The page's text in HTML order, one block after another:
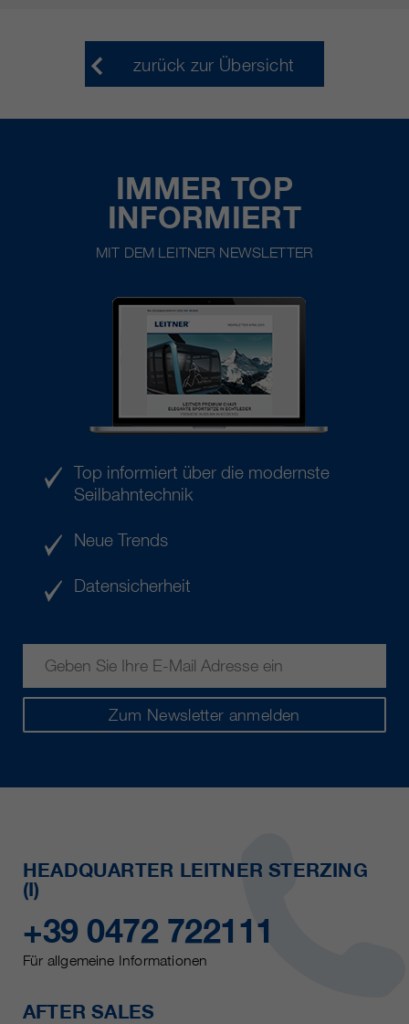
zurück zur Übersicht
IMMER TOP
INFORMIERT
MIT DEM LEITNER NEWSLETTER
Zum Newsletter anmelden
Top informiert über die modernste
Seilbahntechnik
Neue Trends
Datensicherheit
HEADQUARTER LEITNER STERZING
(I)
+39 0472 722111
Für allgemeine Informationen
AFTER SALES